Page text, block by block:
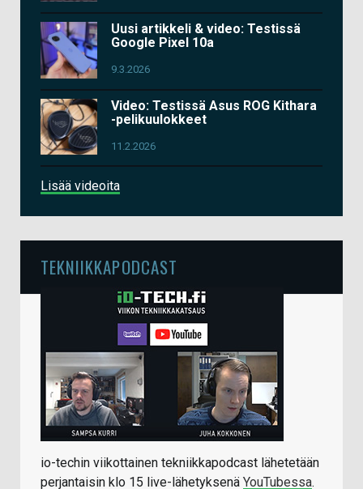
Uusi artikkeli & video: Testissä
Google Pixel 10a
9.3.2026
Video: Testissä Asus ROG Kithara
-pelikuulokkeet
11.2.2026
Lisää videoita
TEKNIIKKAPODCAST
io-techin viikottainen tekniikkapodcast lähetetään
perjantaisin klo 15 live-lähetyksenä YouTubessa.